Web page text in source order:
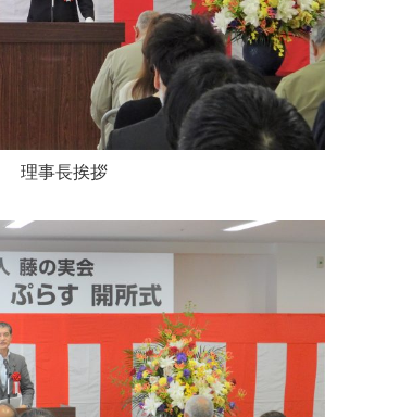
理事長挨拶